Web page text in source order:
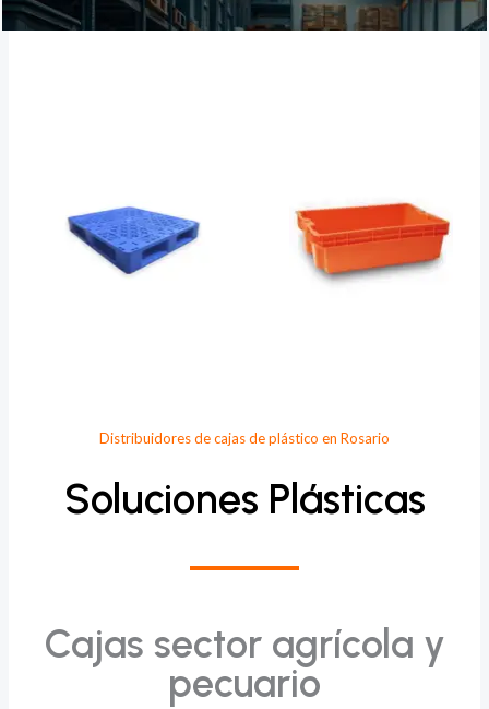
Distribuidores de cajas de plástico en Rosario
Soluciones Plásticas
Cajas sector agrícola y
pecuario